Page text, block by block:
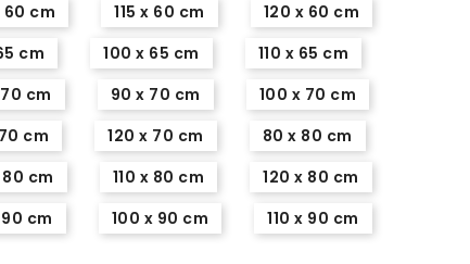
60 cm 115 x 60 cm
120 x 60 cm
cm 100 x 65 cm
110 x 65 cm
cm 90 x 70 cm
100 x 70 cm
cm 120 x 70 cm
80 x 80 cm
cm 110 x 80 cm
120 x 80 cm
cm 100 x 90 cm 110 x 90 cm